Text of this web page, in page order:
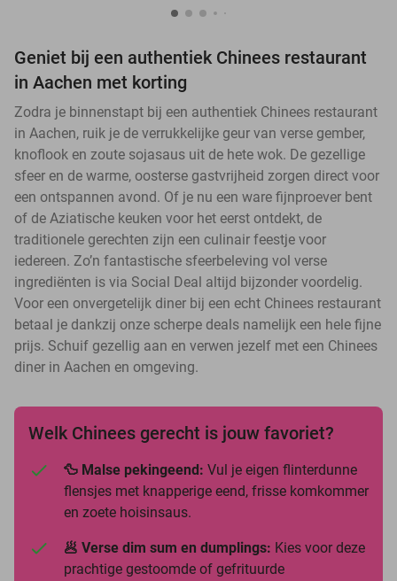
Geniet bij een authentiek Chinees restaurant
in Aachen met korting
Zodra je binnenstapt bij een authentiek Chinees restaurant
in Aachen, ruik je de verrukkelijke geur van verse gember,
knoflook en zoute sojasaus uit de hete wok. De gezellige
sfeer en de warme, oosterse gastvrijheid zorgen direct voor
een ontspannen avond. Of je nu een ware fijnproever bent
of de Aziatische keuken voor het eerst ontdekt, de
traditionele gerechten zijn een culinair feestje voor
iedereen. Zo’n fantastische sfeerbeleving vol verse
ingrediënten is via Social Deal altijd bijzonder voordelig.
Voor een onvergetelijk diner bij een echt Chinees restaurant
betaal je dankzij onze scherpe deals namelijk een hele fijne
prijs. Schuif gezellig aan en verwen jezelf met een Chinees
diner in Aachen en omgeving.
Welk Chinees gerecht is jouw favoriet?
🦆 Malse pekingeend: Vul je eigen flinterdunne
flensjes met knapperige eend, frisse komkommer
en zoete hoisinsaus.
🥟 Verse dim sum en dumplings: Kies voor deze
prachtige gestoomde of gefrituurde